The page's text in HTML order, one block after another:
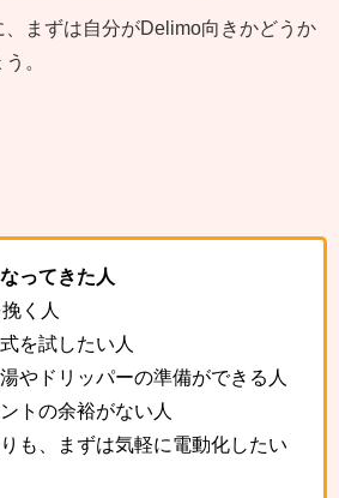
まずは自分がDelimo向きかどうか
。
ってきた人
く人
を試したい人
やドリッパーの準備ができる人
トの余裕がない人
も、まずは気軽に電動化したい